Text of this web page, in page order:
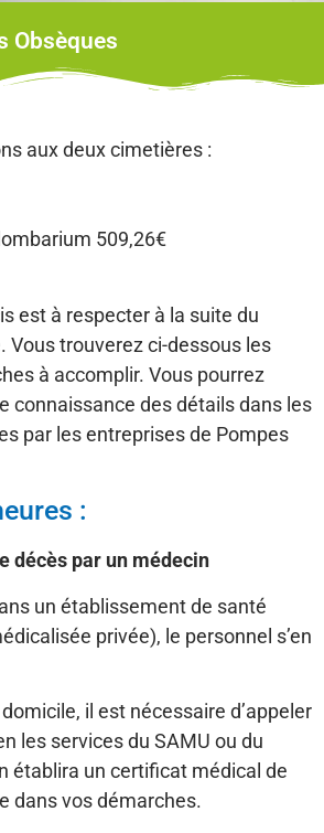
Obsèques
aux deux cimetières :
509,26€
est à respecter à la suite du
Vous trouverez ci-dessous les
à accomplir. Vous pourrez
connaissance des détails dans les
par les entreprises de Pompes
:
décès par un médecin
un établissement de santé
privée), le personnel s’en
il est nécessaire d’appeler
les services du SAMU ou du
établira un certificat médical de
dans vos démarches.